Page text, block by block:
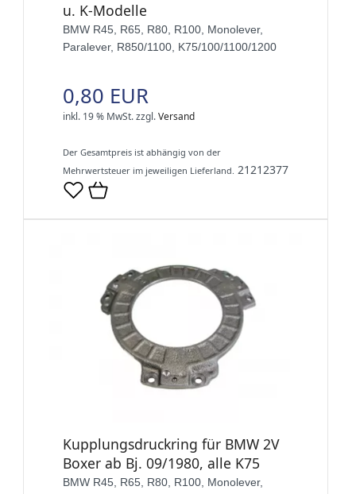
u. K-Modelle
BMW R45, R65, R80, R100, Monolever,
Paralever, R850/1100, K75/100/1100/1200
0,80 EUR
inkl. 19 % MwSt.zzgl.Versand
Der Gesamtpreis ist abhängig von der
Mehrwertsteuer im jeweiligen Lieferland. 21212377
Kupplungsdruckring für BMW 2V
Boxer ab Bj. 09/1980, alle K75
BMW R45, R65, R80, R100, Monolever,